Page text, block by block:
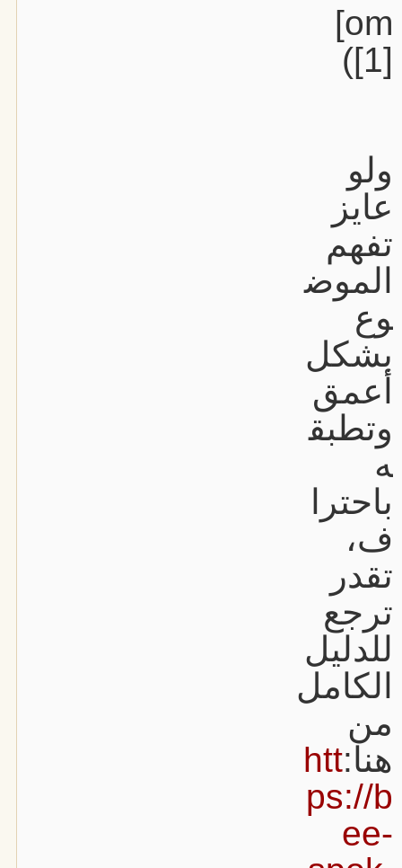
om]
[1])
ولو
عايز
تفهم
الموض
وع
بشكل
أعمق
وتطبق
ه
باحترا
ف،
تقدر
ترجع
للدليل
الكامل
من
هنا:htt
ps://b
ee-